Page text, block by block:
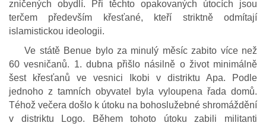
zničených obydlí. Při těchto opakovaných útocích jsou
terčem především křesťané, kteří striktně odmítají
islamistickou ideologii.
Ve státě Benue bylo za minulý měsíc zabito více než
60 vesničanů. 1. dubna přišlo násilně o život minimálně
šest křesťanů ve vesnici Ikobi v distriktu Apa. Podle
jednoho z tamních obyvatel byla vyloupena řada domů.
Téhož večera došlo k útoku na bohoslužebné shromáždění
v distriktu Logo. Během tohoto útoku zabili militanti